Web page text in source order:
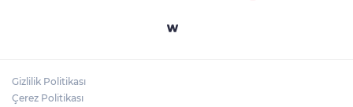
Gizlilik Politikası
Çerez Politikası